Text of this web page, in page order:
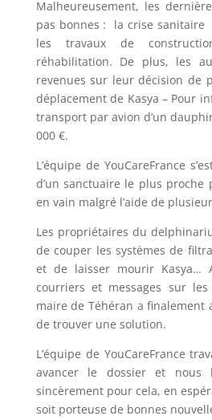
Malheureusement, les
pas bonnes : la crise sanitaire
les travaux de
réhabilitation. De plus, les
revenues sur leur décision de
déplacement de Kasya – Pour
transport par avion d’un
000 €.
L’équipe de YouCareFrance
d’un sanctuaire le plus proche
en vain malgré l’aide de
Les propriétaires du
de couper les systèmes de
et de laisser mourir Kasya…
courriers et messages sur
maire de Téhéran a finalement
de trouver une solution.
L’équipe de YouCareFrance
avancer le dossier et nous
sincèrement pour cela, en
soit porteuse de bonnes